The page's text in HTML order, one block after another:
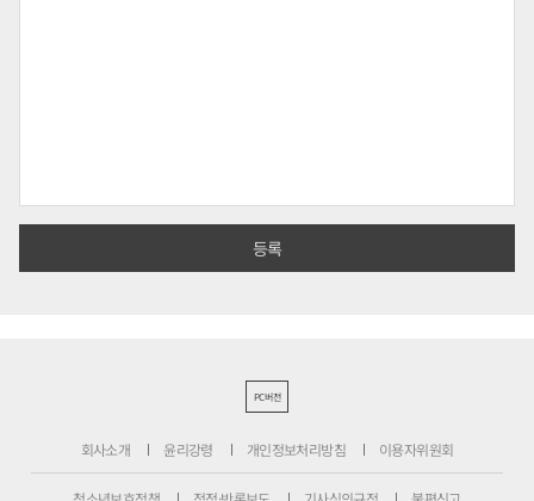
PC버전
회사소개 윤리강령 개인정보처리방침 이용자위원회